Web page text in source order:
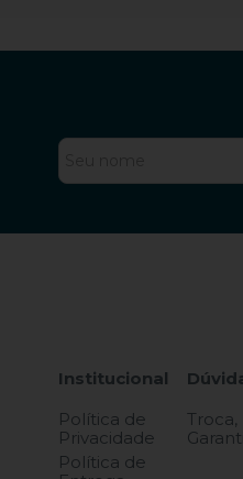
Institucional
Política de
Privacidade
Política de